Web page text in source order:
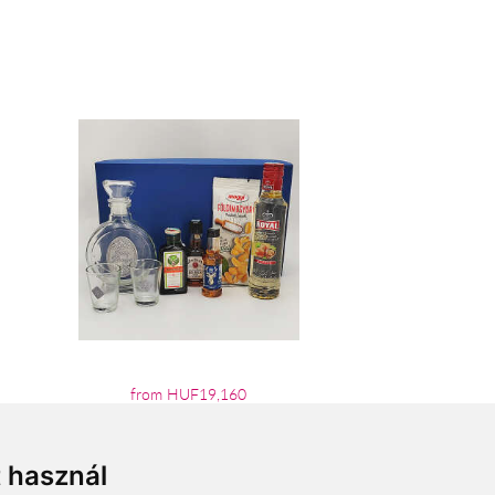
from HUF19,160